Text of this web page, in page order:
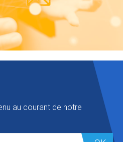
au courant de notre